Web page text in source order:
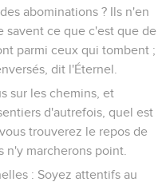
abominations ? Ils n'en
savent ce que c'est que de
parmi ceux qui tombent ;
dit l'Éternel.
sur les chemins, et
d'autrefois, quel est
trouverez le repos de
n'y marcherons point.
: Soyez attentifs au